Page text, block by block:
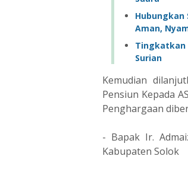
Hubungkan
Aman,
Tingkatkan
Surian
Kemudian
Pensiun Kepada
Penghargaan
- Bapak Ir.
Kabupaten Solok